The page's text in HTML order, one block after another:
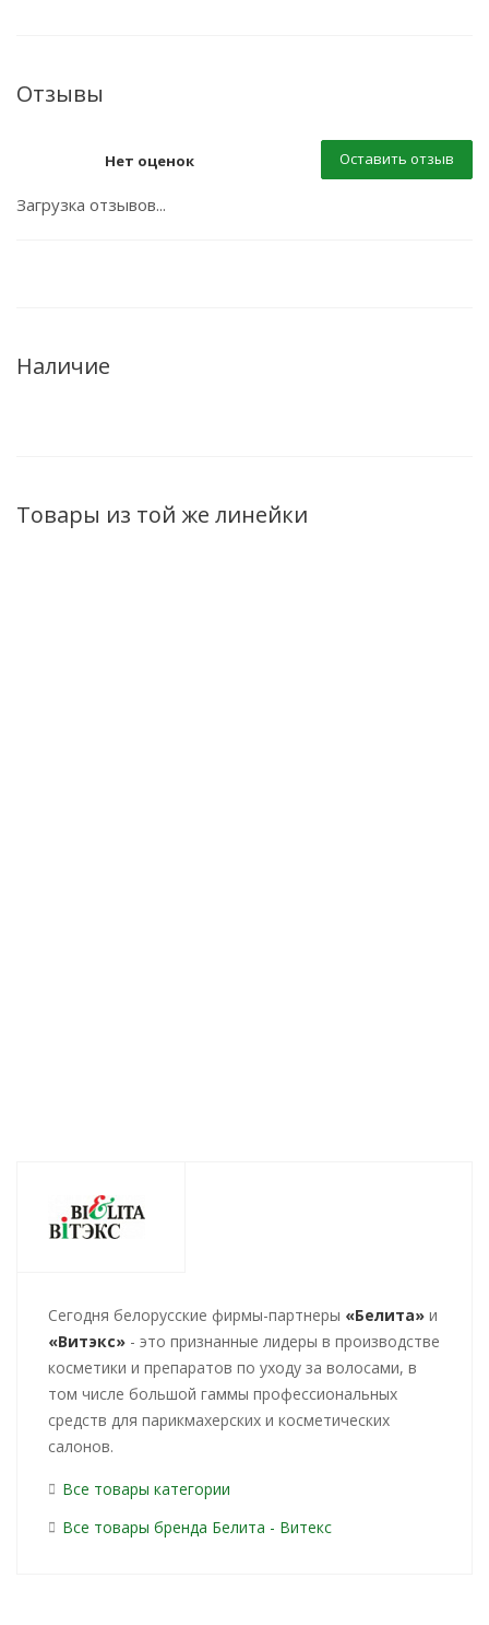
Отзывы
Нет оценок Оставить отзыв
Загрузка отзывов...
Наличие
Товары из той же линейки
Cегодня белорусские фирмы-партнеры «Белита» и
«Витэкс» - это признанные лидеры в производстве
косметики и препаратов по уходу за волосами, в
том числе большой гаммы профессиональных
средств для парикмахерских и косметических
салонов.
Все товары категории
Все товары бренда Белита - Витекс